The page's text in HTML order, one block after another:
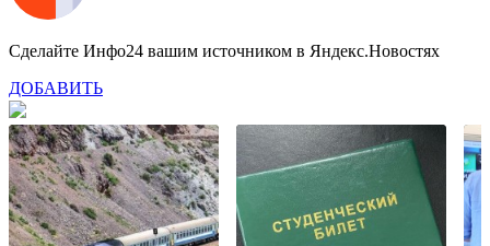
Сделайте Инфо24 вашим источником в Яндекс.Новостях
ДОБАВИТЬ